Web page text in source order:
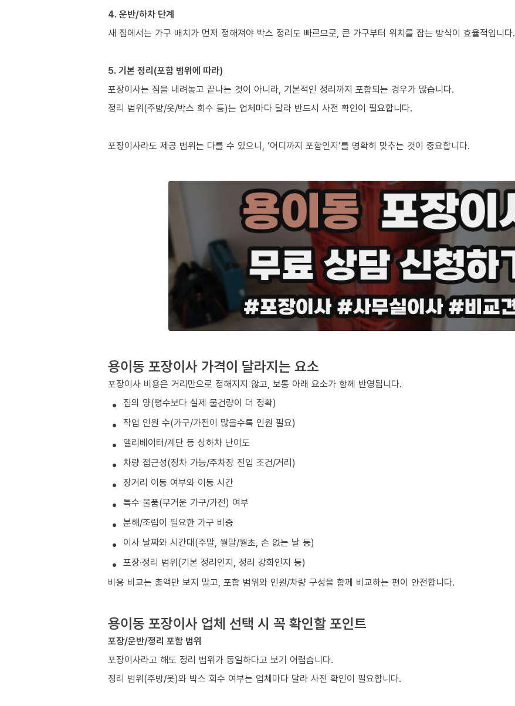
4. 운반/하차 단계
새 집에서는 가구 배치가 먼저 정해져야 박스 정리도 빠르므로, 큰 가구부터 위치를 잡는 방식이 효율적입니다.
5. 기본 정리(포함 범위에 따라)
포장이사는 짐을 내려놓고 끝나는 것이 아니라, 기본적인 정리까지 포함되는 경우가 많습니다.
정리 범위(주방/옷/박스 회수 등)는 업체마다 달라 반드시 사전 확인이 필요합니다.
포장이사라도 제공 범위는 다를 수 있으니, ‘어디까지 포함인지’를 명확히 맞추는 것이 중요합니다.
용이동 포장이사 가격이 달라지는 요소
포장이사 비용은 거리만으로 정해지지 않고, 보통 아래 요소가 함께 반영됩니다.
짐의 양(평수보다 실제 물건량이 더 정확)
작업 인원 수(가구/가전이 많을수록 인원 필요)
엘리베이터/계단 등 상하차 난이도
차량 접근성(정차 가능/주차장 진입 조건/거리)
장거리 이동 여부와 이동 시간
특수 물품(무거운 가구/가전) 여부
분해/조립이 필요한 가구 비중
이사 날짜와 시간대(주말, 월말/월초, 손 없는 날 등)
포장·정리 범위(기본 정리인지, 정리 강화인지 등)
비용 비교는 총액만 보지 말고, 포함 범위와 인원/차량 구성을 함께 비교하는 편이 안전합니다.
용이동 포장이사 업체 선택 시 꼭 확인할 포인트
포장/운반/정리 포함 범위
포장이사라고 해도 정리 범위가 동일하다고 보기 어렵습니다.
정리 범위(주방/옷)와 박스 회수 여부는 업체마다 달라 사전 확인이 필요합니다.